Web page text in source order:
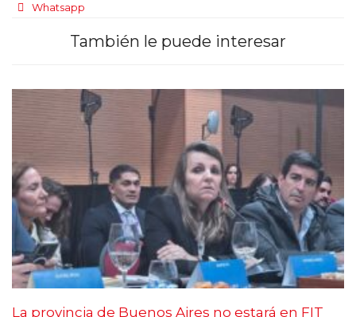
Whatsapp
También le puede interesar
La provincia de Buenos Aires no estará en FIT